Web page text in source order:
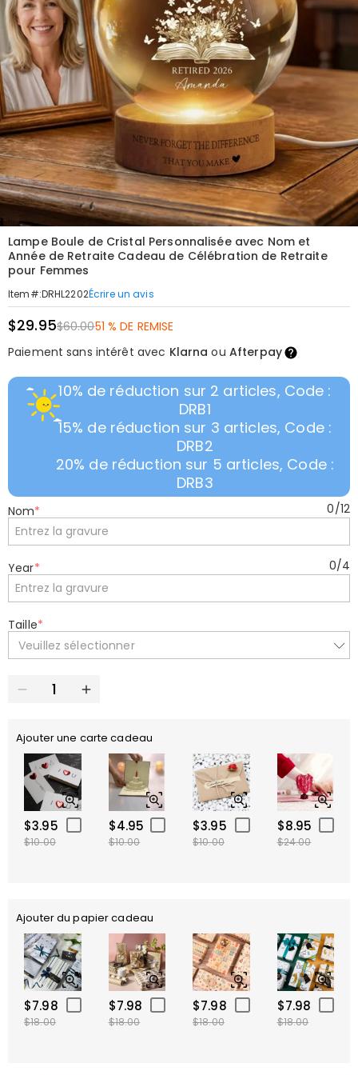
Lampe Boule de Cristal Personnalisée avec Nom et
Année de Retraite Cadeau de Célébration de Retraite
pour Femmes
Item#:DRHL2202Écrire un avis
$29.95$60.0051 % DE REMISE
Paiement sans intérêt avec Klarna ou Afterpay
10% de réduction sur 2 articles, Code :
DRB1
15% de réduction sur 3 articles, Code :
DRB2
20% de réduction sur 5 articles, Code :
DRB3
Nom* 0/12
Year* 0/4
Taille*
Veuillez sélectionner
Ajouter une carte cadeau
$3.95
$10.00
$4.95
$10.00
$3.95
$10.00
$8.95
$24.00
Ajouter du papier cadeau
$7.98
$18.00
$7.98
$18.00
$7.98
$18.00
$7.98
$18.00